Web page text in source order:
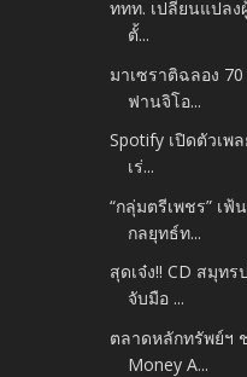
ททท. เปลี่ยนแปลง
ตั้...
มาเซราติฉลอง
ฟานจิโอ...
Spotify เปิดตัวเพ
เร่...
“กลุ่มตรีเพชร” เ
กลยุทธ์ท...
สุดเจ๋ง!! CD สมุท
จับมือ ...
ตลาดหลักทรัพย์ฯ
Money A...